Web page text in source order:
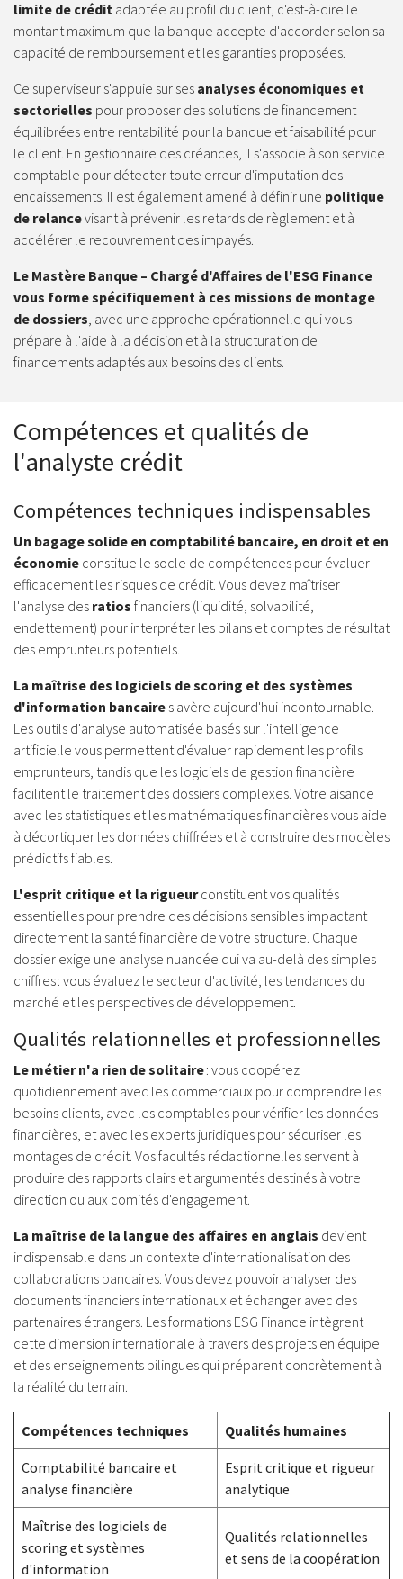
limite de crédit adaptée au profil du client, c'est-à-dire le
montant maximum que la banque accepte d'accorder selon sa
capacité de remboursement et les garanties proposées.
Ce superviseur s'appuie sur ses analyses économiques et
sectorielles pour proposer des solutions de financement
équilibrées entre rentabilité pour la banque et faisabilité pour
le client. En gestionnaire des créances, il s'associe à son service
comptable pour détecter toute erreur d'imputation des
encaissements. Il est également amené à définir une politique
de relancevisant à prévenir les retards de règlement et à
accélérer le recouvrement des impayés.
Le Mastère Banque – Chargé d'Affaires de l'ESG Finance
vous forme spécifiquement à ces missions de montage
de dossiers , avec une approche opérationnelle qui vous
prépare à l'aide à la décision et à la structuration de
financements adaptés aux besoins des clients.
Compétences et qualités de
l'analyste crédit
Compétences techniques indispensables
Un bagage solide en comptabilité bancaire, en droit et en
économie constitue le socle de compétences pour évaluer
efficacement les risques de crédit. Vous devez maîtriser
l'analyse des ratios financiers (liquidité, solvabilité,
endettement) pour interpréter les bilans et comptes de résultat
des emprunteurs potentiels.
La maîtrise des logiciels de scoring et des systèmes
d'information bancaire s'avère aujourd'hui incontournable.
Les outils d'analyse automatisée basés sur l'intelligence
artificielle vous permettent d'évaluer rapidement les profils
emprunteurs, tandis que les logiciels de gestion financière
facilitent le traitement des dossiers complexes. Votre aisance
avec les statistiques et les mathématiques financières vous aide
à décortiquer les données chiffrées et à construire des modèles
prédictifs fiables.
L'esprit critique et la rigueurconstituent vos qualités
essentielles pour prendre des décisions sensibles impactant
directement la santé financière de votre structure. Chaque
dossier exige une analyse nuancée qui va au-delà des simples
chiffres : vous évaluez le secteur d'activité, les tendances du
marché et les perspectives de développement.
Qualités relationnelles et professionnelles
Le métier n'a rien de solitaire: vous coopérez
quotidiennement avec les commerciaux pour comprendre les
besoins clients, avec les comptables pour vérifier les données
financières, et avec les experts juridiques pour sécuriser les
montages de crédit. Vos facultés rédactionnelles servent à
produire des rapports clairs et argumentés destinés à votre
direction ou aux comités d'engagement.
La maîtrise de la langue des affaires en anglais devient
indispensable dans un contexte d'internationalisation des
collaborations bancaires. Vous devez pouvoir analyser des
documents financiers internationaux et échanger avec des
partenaires étrangers. Les formations ESG Finance intègrent
cette dimension internationale à travers des projets en équipe
et des enseignements bilingues qui préparent concrètement à
la réalité du terrain.
Compétences techniques Qualités humaines
Comptabilité bancaire et
analyse financière
Esprit critique et rigueur
analytique
Maîtrise des logiciels de
scoring et systèmes
d'information
Qualités relationnelles
et sens de la coopération